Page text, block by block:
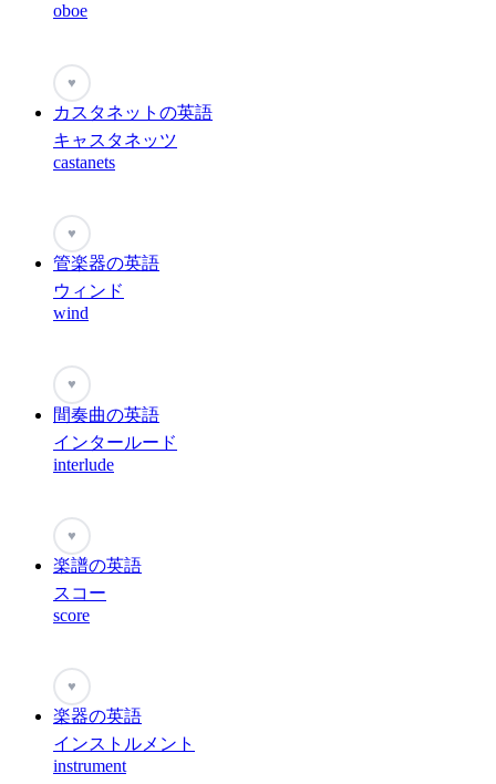
oboe
♥
カスタネットの英語
キャスタネッツ
castanets
♥
管楽器の英語
ウィンド
wind
♥
間奏曲の英語
インタールード
interlude
♥
楽譜の英語
スコー
score
♥
楽器の英語
インストルメント
instrument